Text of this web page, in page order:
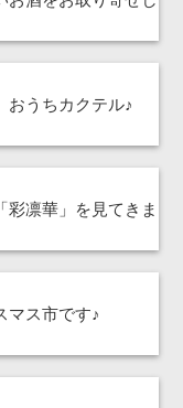
おうちカクテル♪
彩凛華」を見てきま
マス市です♪